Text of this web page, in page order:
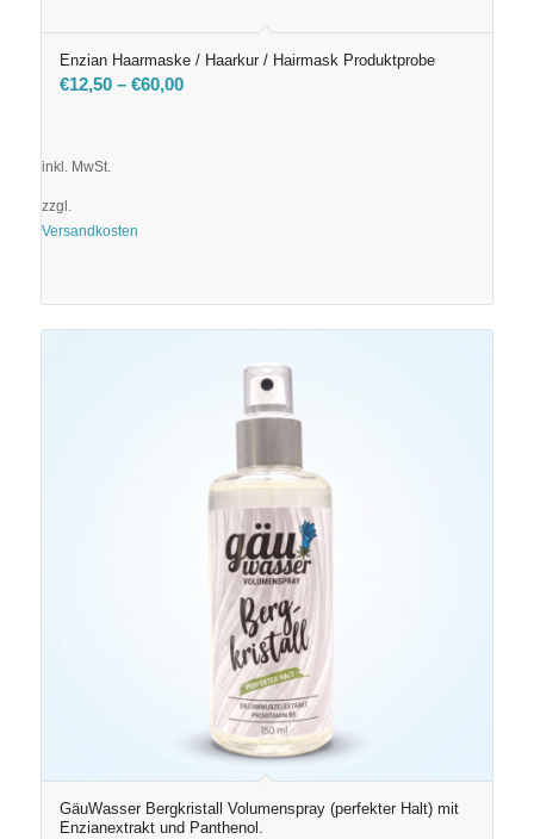
Enzian Haarmaske / Haarkur / Hairmask Produktprobe
€12,50– €60,00
inkl. MwSt.
zzgl.
Versandkosten
GäuWasser Bergkristall Volumenspray (perfekter Halt) mit
Enzianextrakt und Panthenol.